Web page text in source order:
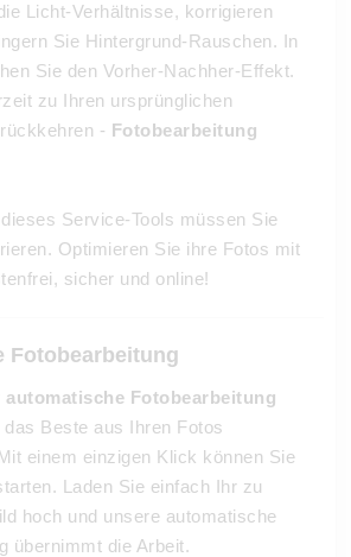
Licht-Verhältnisse, korrigieren
Sie Hintergrund-Rauschen. In
Sie den Vorher-Nachher-Effekt.
zu Ihren ursprünglichen
- Fotobearbeitung
Service-Tools müssen Sie
Optimieren Sie ihre Fotos mit
sicher und online!
Fotobearbeitung
automatische Fotobearbeitung
Beste aus Ihren Fotos
einem einzigen Klick können Sie
Laden Sie einfach Ihr zu
hoch und unsere automatische
übernimmt die Arbeit.